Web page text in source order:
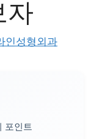
자
인성형외과
포인트